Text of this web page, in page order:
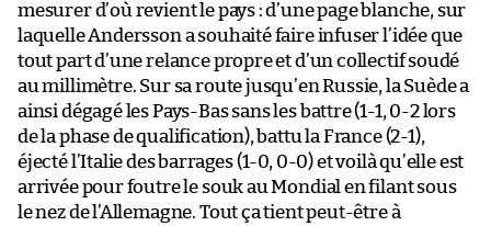
mesurer d’où revient le pays : d’une page blanche, sur
laquelle Andersson a souhaité faire infuser l’idée que
tout part d’une relance propre et d’un collectif soudé
au millimètre. Sur sa route jusqu’en Russie, la Suède a
ainsi dégagé les Pays-Bas sans les battre (1-1, 0-2 lors
de la phase de qualification), battu la France (2-1),
éjecté l’Italie des barrages (1-0, 0-0) et voilà qu’elle est
arrivée pour foutre le souk au Mondial en filant sous
le nez de l’Allemagne. Tout ça tient peut-être à